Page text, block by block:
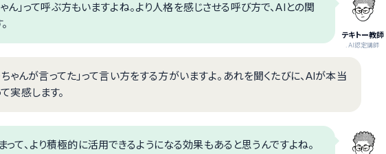
テキトー教師
.AI認定講師
ゃん」って呼ぶ方もいますよね。より人格を感じさせる呼び方で、AIとの関
ゃんが言ってた」って言い方をする方がいますよ。あれを聞くたびに、AIが本当
実感します。
て、より積極的に活用できるようになる効果もあると思うんですよね。